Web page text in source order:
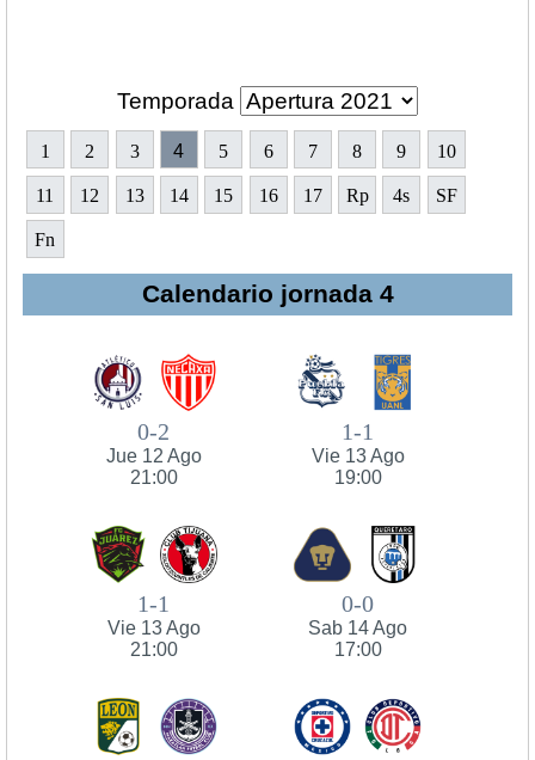
Temporada
1 2 3 4 5 6 7 8 9 10
11 12 13 14 15 16 17 Rp 4s SF
Fn
Calendario jornada 4
0-2
Jue 12 Ago
21:00
1-1
Vie 13 Ago
19:00
1-1
Vie 13 Ago
21:00
0-0
Sab 14 Ago
17:00